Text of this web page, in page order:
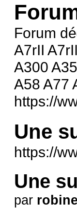
Forum
A7rII
A300
A58 A77
https://
Une
https://
Une
par